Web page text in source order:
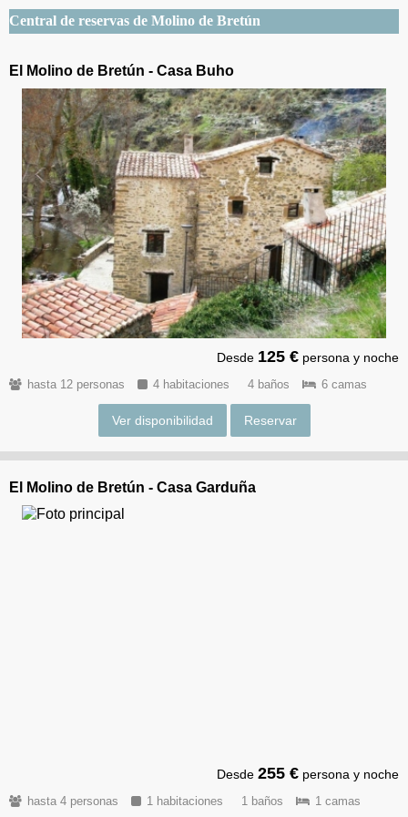
Central de reservas de Molino de Bretún
El Molino de Bretún - Casa Buho
Desde 125 € persona y noche
hasta 12 personas 4 habitaciones 4 baños 6 camas
Ver disponibilidad Reservar
El Molino de Bretún - Casa Garduña
Desde 255 € persona y noche
hasta 4 personas 1 habitaciones 1 baños 1 camas